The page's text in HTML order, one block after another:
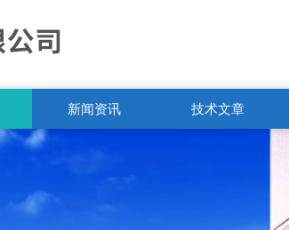
新闻资讯 技术文章